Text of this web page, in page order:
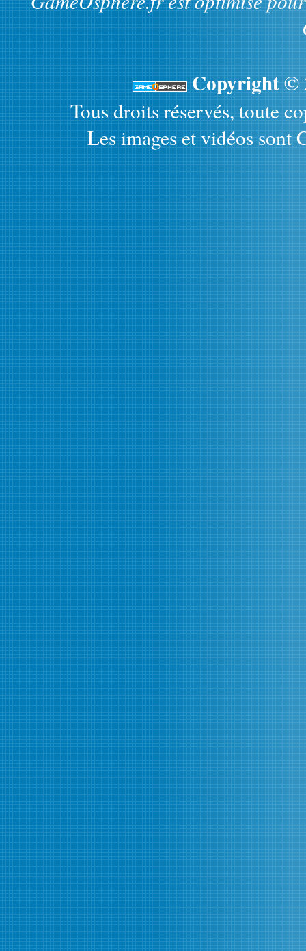
Copyright ©
Tous droits réservés, toute
Les images et vidéos